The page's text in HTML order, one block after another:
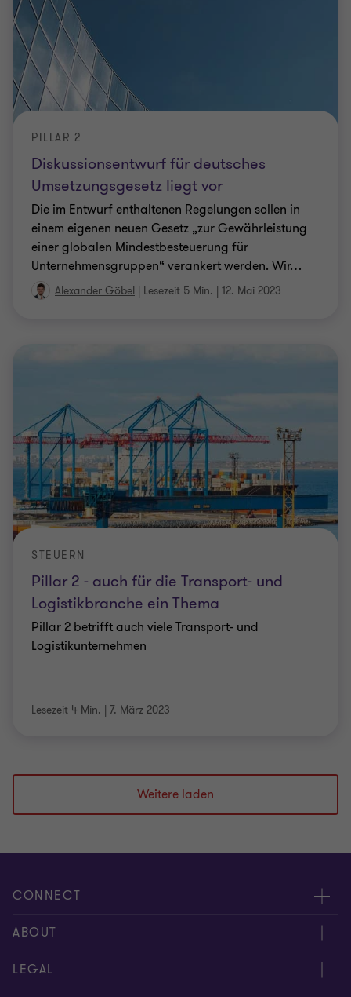
Diskussionsentwurf für deutsches
Umsetzungsgesetz liegt vor
PILLAR 2
Die im Entwurf enthaltenen Regelungen sollen in
einem eigenen neuen Gesetz „zur Gewährleistung
einer globalen Mindestbesteuerung für
Unternehmensgruppen“ verankert werden. Wir…
Alexander Göbel | Lesezeit 5 Min. | 12. Mai 2023
Pillar 2 - auch für die Transport- und
Logistikbranche ein Thema
STEUERN
Pillar 2 betrifft auch viele Transport- und
Logistikunternehmen
Lesezeit 4 Min. | 7. März 2023
Weitere laden
CONNECT
Kontakt
Experten
ABOUT
Über uns
LEGAL